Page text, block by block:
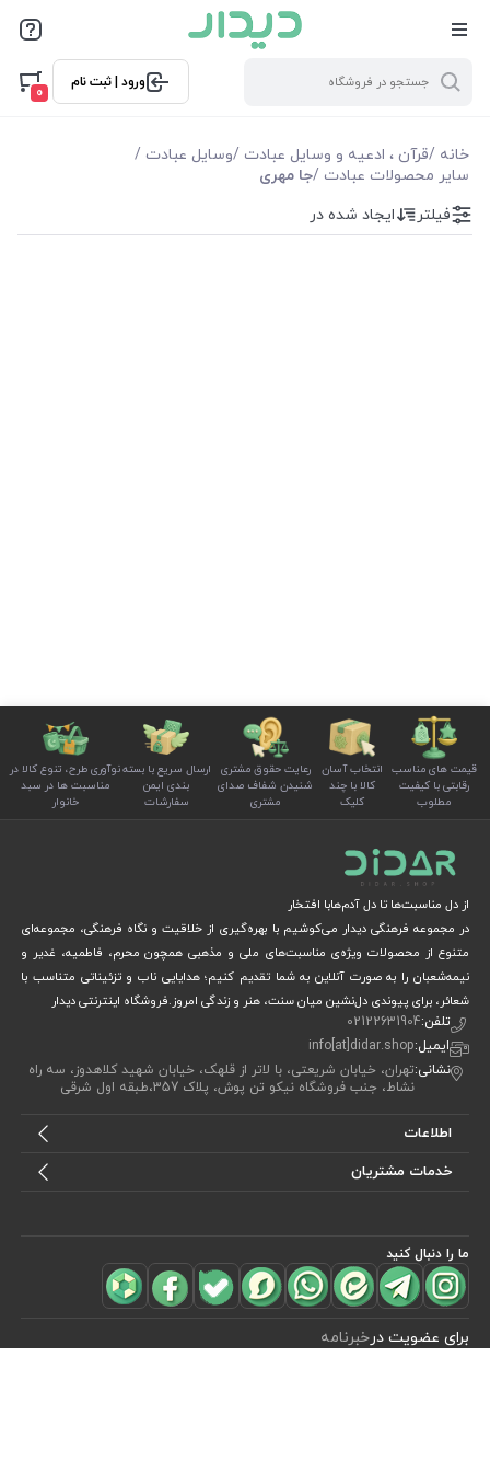
ورود | ثبت نام
0
خانه /قرآن ، ادعیه و وسایل عبادت /وسایل عبادت /
سایر محصولات عبادت /جا مهری
فیلترها
موجودی
مشاهده محصولات(0)
فیلتر ایجاد شده در
قیمت های مناسب
رقابتی با کیفیت
مطلوب
انتخاب آسان
کالا با چند
کلیک
رعایت حقوق مشتری
شنیدن شفاف صدای
مشتری
ارسال سریع با بسته
بندی ایمن
سفارشات
نوآوری طرح، تنوع کالا در
مناسبت ها در سبد
خانوار
از دل مناسبت‌ها تا دل آدم‌هابا افتخار
در مجموعه فرهنگی دیدار می‌کوشیم با بهره‌گیری از خلاقیت و نگاه فرهنگی، مجموعه‌ای
متنوع از محصولات ویژه‌ی مناسبت‌های ملی و مذهبی همچون محرم، فاطمیه، غدیر و
نیمه‌شعبان را به صورت آنلاین به شما تقدیم کنیم؛ هدایایی ناب و تزئیناتی متناسب با
شعائر، برای پیوندی دل‌نشین میان سنت، هنر و زندگی امروز.فروشگاه اینترنتی دیدار
تلفن:02122631904
ایمیل:info[at]didar.shop
نشانی:تهران، خیابان شریعتی، با لاتر از قلهک، خیابان شهید کلاهدوز، سه راه
نشاط، جنب فروشگاه نیکو تن پوش، پلاک 357،طبقه اول شرقی
اطلاعات
خدمات مشتریان
ما را دنبال کنید
برای عضویت درخبرنامه